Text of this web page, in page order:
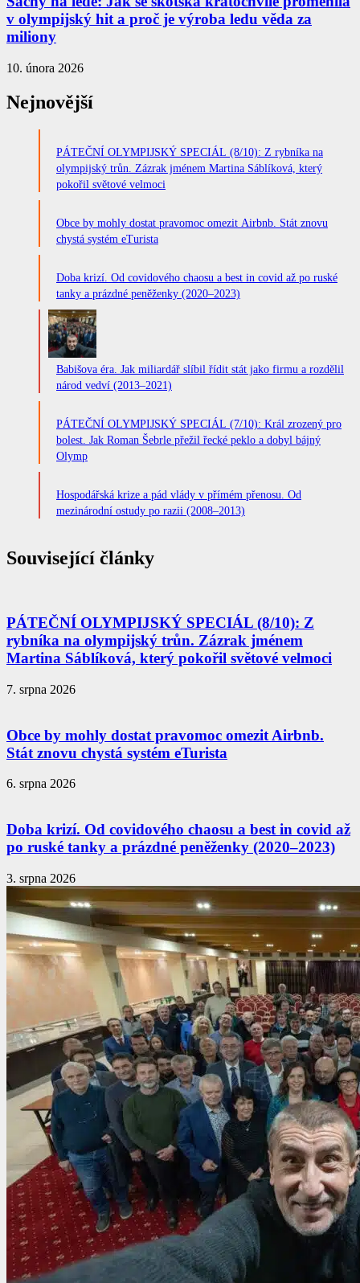
v olympijský hit a proč je výroba ledu věda za
miliony
10. února 2026
Nejnovější
PÁTEČNÍ OLYMPIJSKÝ SPECIÁL (8/10): Z rybníka na
olympijský trůn. Zázrak jménem Martina Sáblíková, který
pokořil světové velmoci
Obce by mohly dostat pravomoc omezit Airbnb. Stát znovu
chystá systém eTurista
Doba krizí. Od covidového chaosu a best in covid až po ruské
tanky a prázdné peněženky (2020–2023)
Babišova éra. Jak miliardář slíbil řídit stát jako firmu a rozdělil
národ vedví (2013–2021)
PÁTEČNÍ OLYMPIJSKÝ SPECIÁL (7/10): Král zrozený pro
bolest. Jak Roman Šebrle přežil řecké peklo a dobyl bájný
Olymp
Hospodářská krize a pád vlády v přímém přenosu. Od
mezinárodní ostudy po razii (2008–2013)
Související články
PÁTEČNÍ OLYMPIJSKÝ SPECIÁL (8/10): Z
rybníka na olympijský trůn. Zázrak jménem
Martina Sáblíková, který pokořil světové velmoci
7. srpna 2026
Obce by mohly dostat pravomoc omezit Airbnb.
Stát znovu chystá systém eTurista
6. srpna 2026
Doba krizí. Od covidového chaosu a best in covid až
po ruské tanky a prázdné peněženky (2020–2023)
3. srpna 2026